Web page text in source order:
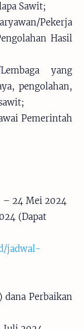
Sawit;
Pekerja
Hasil
yang
pengolahan,
Pemerintah
– 24 Mei 2024
(Dapat
jadwal-
dana Perbaikan